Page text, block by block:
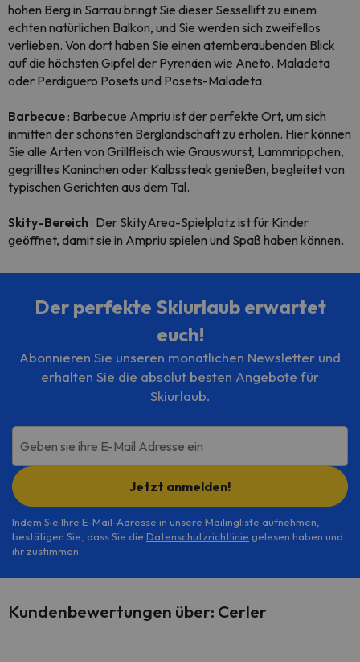
hohen Berg in Sarrau bringt Sie dieser Sessellift zu einem
echten natürlichen Balkon, und Sie werden sich zweifellos
verlieben. Von dort haben Sie einen atemberaubenden Blick
auf die höchsten Gipfel der Pyrenäen wie Aneto, Maladeta
oder Perdiguero Posets und Posets-Maladeta.
Barbecue: Barbecue Ampriu ist der perfekte Ort, um sich
inmitten der schönsten Berglandschaft zu erholen. Hier können
Sie alle Arten von Grillfleisch wie Grauswurst, Lammrippchen,
gegrilltes Kaninchen oder Kalbssteak genießen, begleitet von
typischen Gerichten aus dem Tal.
Skity-Bereich : Der SkityArea-Spielplatz ist für Kinder
geöffnet, damit sie in Ampriu spielen und Spaß haben können.
Der perfekte Skiurlaub erwartet
euch!
Abonnieren Sie unseren monatlichen Newsletter und
erhalten Sie die absolut besten Angebote für
Skiurlaub.
Geben sie ihre E-Mail Adresse ein
Jetzt anmelden!
Indem Sie Ihre E-Mail-Adresse in unsere Mailingliste aufnehmen,
bestätigen Sie, dass Sie die Datenschutzrichtlinie gelesen haben und
ihr zustimmen.
Kundenbewertungen über: Cerler